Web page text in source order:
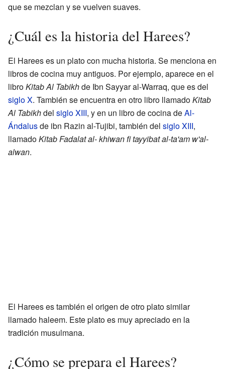
que se mezclan y se vuelven suaves.
¿Cuál es la historia del Harees?
El Harees es un plato con mucha historia. Se menciona en
libros de cocina muy antiguos. Por ejemplo, aparece en el
libroKitab Al Tabikhde Ibn Sayyar al-Warraq, que es del
siglo X. También se encuentra en otro libro llamadoKitab
Al Tabikhdel siglo XIII, y en un libro de cocina deAl-
Ándalusde ibn Razin al-Tujibi, también del siglo XIII,
llamadoKitab Fadalat al- khiwan fi tayyibat al-ta'am w'al-
alwan.
El Harees es también el origen de otro plato similar
llamado haleem. Este plato es muy apreciado en la
tradición musulmana.
¿Cómo se prepara el Harees?